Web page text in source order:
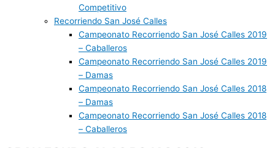
Competitivo
Recorriendo San José Calles
Campeonato Recorriendo San José Calles 2019
– Caballeros
Campeonato Recorriendo San José Calles 2019
– Damas
Campeonato Recorriendo San José Calles 2018
– Damas
Campeonato Recorriendo San José Calles 2018
– Caballeros